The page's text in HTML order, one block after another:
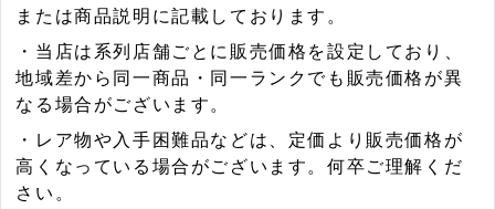
または商品説明に記載しております。
・当店は系列店舗ごとに販売価格を設定しており、
地域差から同一商品・同一ランクでも販売価格が異
なる場合がございます。
・レア物や入手困難品などは、定価より販売価格が
高くなっている場合がございます。何卒ご理解くだ
さい。